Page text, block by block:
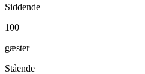
Siddende
100
gæster
Stående